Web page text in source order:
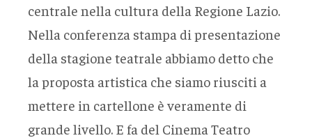
centrale nella cultura della Regione Lazio.
Nella conferenza stampa di presentazione
della stagione teatrale abbiamo detto che
la proposta artistica che siamo riusciti a
mettere in cartellone è veramente di
grande livello. E fa del Cinema Teatro